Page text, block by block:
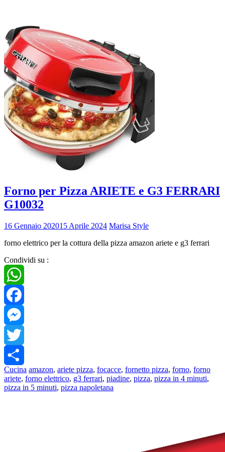
Forno per Pizza ARIETE e G3 FERRARI
G10032
16 Gennaio 202015 Aprile 2024 Marisa Style
forno elettrico per la cottura della pizza amazon ariete e g3 ferrari
Condividi su :
WhatsApp
Facebook
Messenger
Twitter
Share
Cucina amazon, ariete pizza, focacce, fornetto pizza, forno, forno
ariete, forno elettrico, g3 ferrari, piadine, pizza, pizza in 4 minuti,
pizza in 5 minuti, pizza napoletana